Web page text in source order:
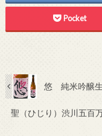
Pocket
悠 純米吟醸
聖（ひじり）渋川五百